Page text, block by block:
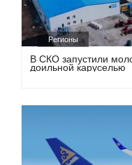
Регионы
В СКО запустили
доильной каруселью